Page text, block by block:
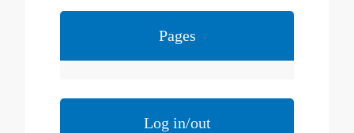
Pages
Log in/out